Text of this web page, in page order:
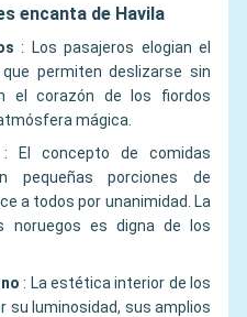
encanta de Havila
:
Los pasajeros elogian el
permiten deslizarse sin
el corazón de los fiordos
mágica.
:
El concepto de comidas
porciones de
a todos por unanimidad. La
noruegos es digna de los
: La estética interior de los
su luminosidad, sus amplios